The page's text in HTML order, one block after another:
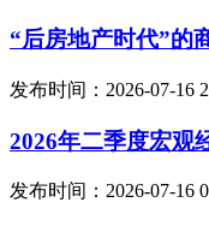
“后房地产时代”的
发布时间：2026-07-16
2026年二季度宏观
发布时间：2026-07-16